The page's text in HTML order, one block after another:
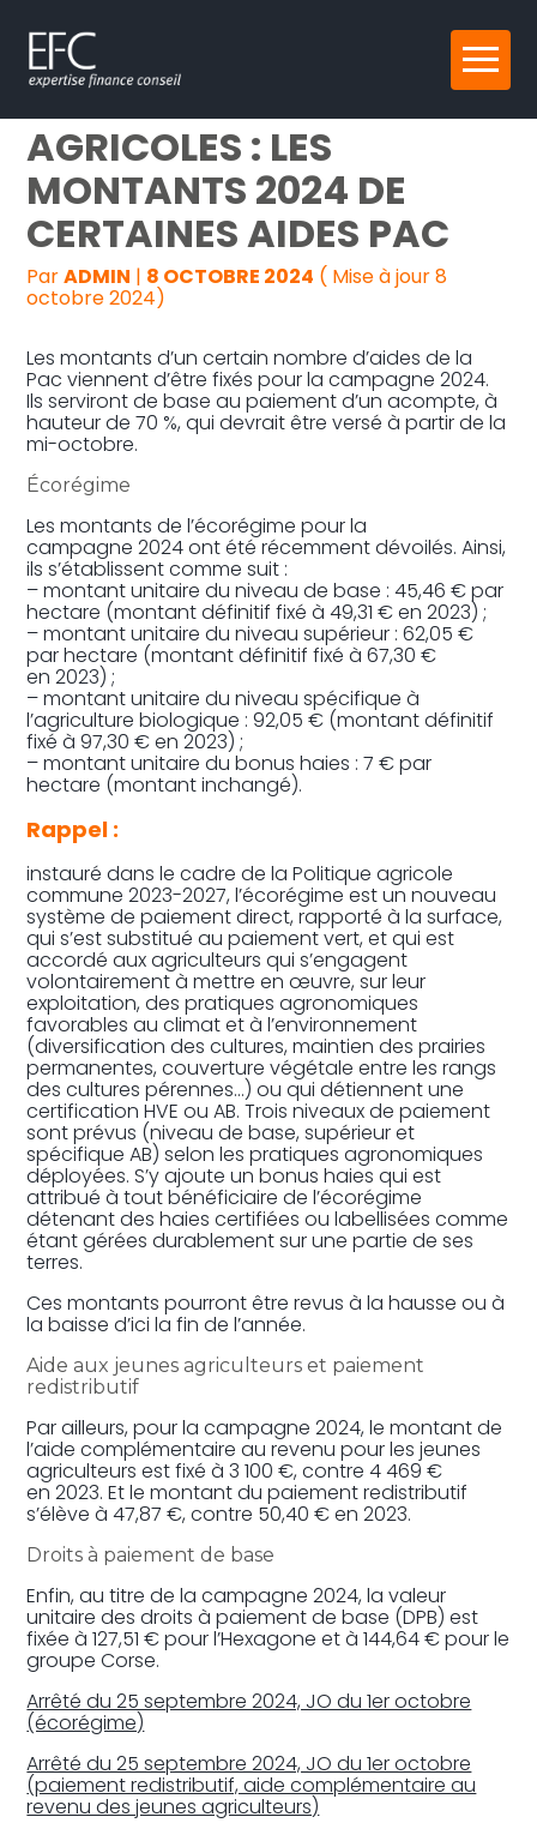
Aller
au
Reprise, transmission et création
Gestion au quotidien
Pilotage d’entreprise
Audit
EXPLOITANTS
AGRICOLES : LES
MONTANTS 2024 DE
CERTAINES AIDES PAC
ParADMIN | 8 OCTOBRE 2024 ( Mise à jour 8
octobre 2024)
Les montants d’un certain nombre d’aides de la
Pac viennent d’être fixés pour la campagne 2024.
Ils serviront de base au paiement d’un acompte, à
hauteur de 70 %, qui devrait être versé à partir de la
mi-octobre.
Écorégime
Les montants de l’écorégime pour la
campagne 2024 ont été récemment dévoilés. Ainsi,
ils s’établissent comme suit :
– montant unitaire du niveau de base : 45,46 € par
hectare (montant définitif fixé à 49,31 € en 2023) ;
– montant unitaire du niveau supérieur : 62,05 €
par hectare (montant définitif fixé à 67,30 €
en 2023) ;
– montant unitaire du niveau spécifique à
l’agriculture biologique : 92,05 € (montant définitif
fixé à 97,30 € en 2023) ;
– montant unitaire du bonus haies : 7 € par
hectare (montant inchangé).
Rappel :
instauré dans le cadre de la Politique agricole
commune 2023-2027, l’écorégime est un nouveau
système de paiement direct, rapporté à la surface,
qui s’est substitué au paiement vert, et qui est
accordé aux agriculteurs qui s’engagent
volontairement à mettre en œuvre, sur leur
exploitation, des pratiques agronomiques
favorables au climat et à l’environnement
(diversification des cultures, maintien des prairies
permanentes, couverture végétale entre les rangs
des cultures pérennes…) ou qui détiennent une
certification HVE ou AB. Trois niveaux de paiement
sont prévus (niveau de base, supérieur et
spécifique AB) selon les pratiques agronomiques
déployées. S’y ajoute un bonus haies qui est
attribué à tout bénéficiaire de l’écorégime
détenant des haies certifiées ou labellisées comme
étant gérées durablement sur une partie de ses
terres.
Ces montants pourront être revus à la hausse ou à
la baisse d’ici la fin de l’année.
Aide aux jeunes agriculteurs et paiement
redistributif
Par ailleurs, pour la campagne 2024, le montant de
l’aide complémentaire au revenu pour les jeunes
agriculteurs est fixé à 3 100 €, contre 4 469 €
en 2023. Et le montant du paiement redistributif
s’élève à 47,87 €, contre 50,40 € en 2023.
Droits à paiement de base
Enfin, au titre de la campagne 2024, la valeur
unitaire des droits à paiement de base (DPB) est
fixée à 127,51 € pour l’Hexagone et à 144,64 € pour le
groupe Corse.
Arrêté du 25 septembre 2024, JO du 1er octobre
(écorégime)
Arrêté du 25 septembre 2024, JO du 1er octobre
(paiement redistributif, aide complémentaire au
revenu des jeunes agriculteurs)